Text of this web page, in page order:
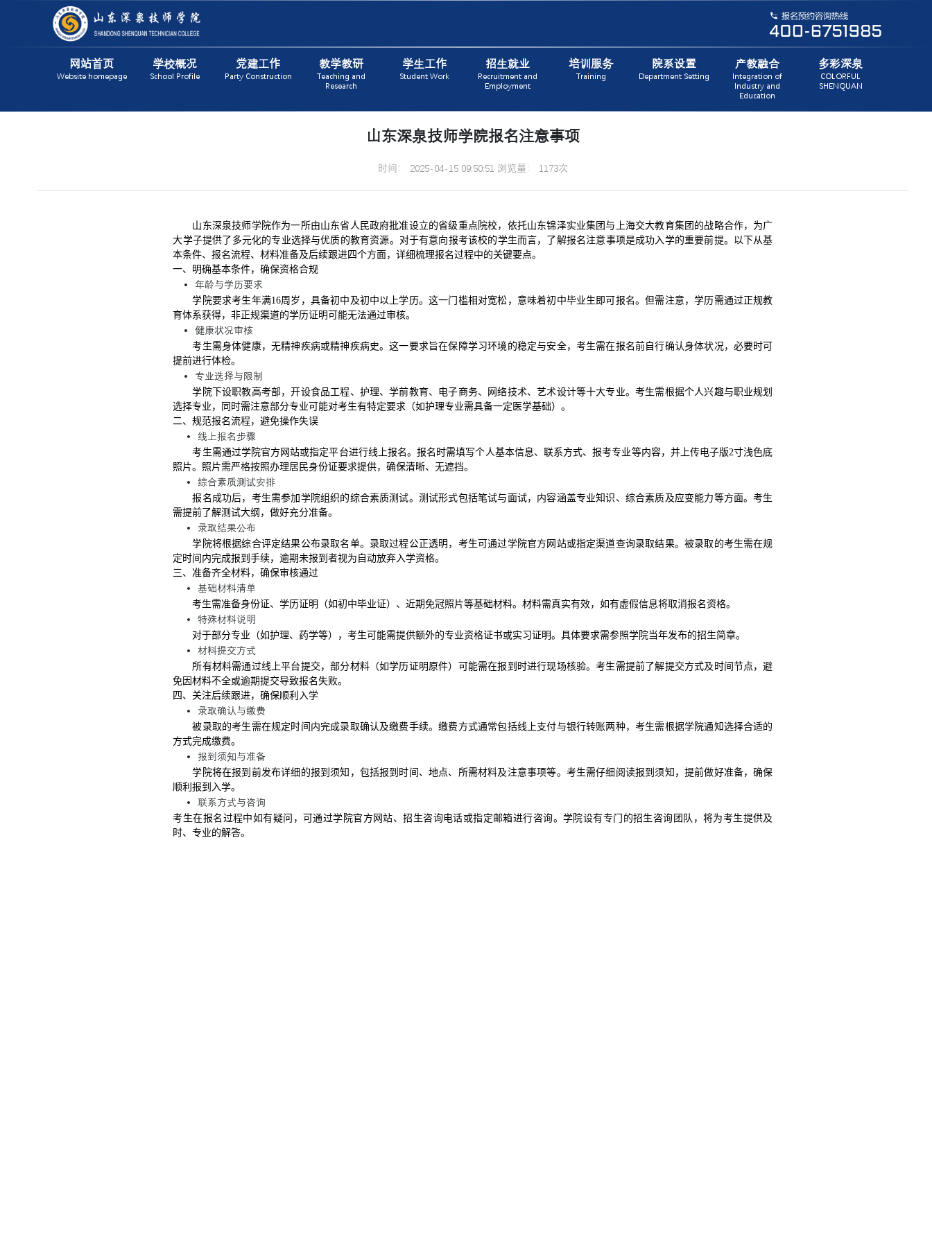
网站首页
Website homepage
学校概况
School Profile
党建工作
Party Construction
教学教研
Teaching and
Research
学生工作
Student Work
招生就业
Recruitment and
Employment
培训服务
Training
院系设置
Department Setting
产教融合
Integration of
Industry and
Education
多彩深泉
COLORFUL
SHENQUAN
山东深泉技师学院报名注意事项
时间： 2025-04-15 09:50:51 浏览量： 1173次
山东深泉技师学院作为一所由山东省人民政府批准设立的省级重点院校，依托山东锦泽实业集团与上海交大教育集团的战略合作，为广
大学子提供了多元化的专业选择与优质的教育资源。对于有意向报考该校的学生而言，了解报名注意事项是成功入学的重要前提。以下从基
本条件、报名流程、材料准备及后续跟进四个方面，详细梳理报名过程中的关键要点。
一、明确基本条件，确保资格合规
年龄与学历要求
学院要求考生年满16周岁，具备初中及初中以上学历。这一门槛相对宽松，意味着初中毕业生即可报名。但需注意，学历需通过正规教
育体系获得，非正规渠道的学历证明可能无法通过审核。
健康状况审核
考生需身体健康，无精神疾病或精神疾病史。这一要求旨在保障学习环境的稳定与安全，考生需在报名前自行确认身体状况，必要时可
提前进行体检。
专业选择与限制
学院下设职教高考部，开设食品工程、护理、学前教育、电子商务、网络技术、艺术设计等十大专业。考生需根据个人兴趣与职业规划
选择专业，同时需注意部分专业可能对考生有特定要求（如护理专业需具备一定医学基础）。
二、规范报名流程，避免操作失误
线上报名步骤
考生需通过学院官方网站或指定平台进行线上报名。报名时需填写个人基本信息、联系方式、报考专业等内容，并上传电子版2寸浅色底
照片。照片需严格按照办理居民身份证要求提供，确保清晰、无遮挡。
综合素质测试安排
报名成功后，考生需参加学院组织的综合素质测试。测试形式包括笔试与面试，内容涵盖专业知识、综合素质及应变能力等方面。考生
需提前了解测试大纲，做好充分准备。
录取结果公布
学院将根据综合评定结果公布录取名单。录取过程公正透明，考生可通过学院官方网站或指定渠道查询录取结果。被录取的考生需在规
定时间内完成报到手续，逾期未报到者视为自动放弃入学资格。
三、准备齐全材料，确保审核通过
基础材料清单
考生需准备身份证、学历证明（如初中毕业证）、近期免冠照片等基础材料。材料需真实有效，如有虚假信息将取消报名资格。
特殊材料说明
对于部分专业（如护理、药学等），考生可能需提供额外的专业资格证书或实习证明。具体要求需参照学院当年发布的招生简章。
材料提交方式
所有材料需通过线上平台提交，部分材料（如学历证明原件）可能需在报到时进行现场核验。考生需提前了解提交方式及时间节点，避
免因材料不全或逾期提交导致报名失败。
四、关注后续跟进，确保顺利入学
录取确认与缴费
被录取的考生需在规定时间内完成录取确认及缴费手续。缴费方式通常包括线上支付与银行转账两种，考生需根据学院通知选择合适的
方式完成缴费。
报到须知与准备
学院将在报到前发布详细的报到须知，包括报到时间、地点、所需材料及注意事项等。考生需仔细阅读报到须知，提前做好准备，确保
顺利报到入学。
联系方式与咨询
考生在报名过程中如有疑问，可通过学院官方网站、招生咨询电话或指定邮箱进行咨询。学院设有专门的招生咨询团队，将为考生提供及
时、专业的解答。